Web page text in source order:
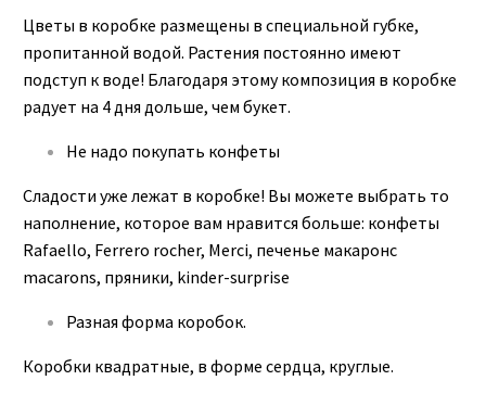
Цветы в коробке размещены в специальной губке,
пропитанной водой. Растения постоянно имеют
подступ к воде! Благодаря этому композиция в коробке
радует на 4 дня дольше, чем букет.
Не надо покупать конфеты
Сладости уже лежат в коробке! Вы можете выбрать то
наполнение, которое вам нравится больше: конфеты
Rafaello, Ferrero rocher, Merci, печенье макаронс
macarons, пряники, kinder-surprise
Разная форма коробок.
Коробки квадратные, в форме сердца, круглые.